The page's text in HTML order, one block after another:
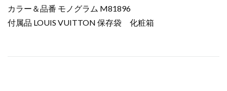
カラー＆品番 モノグラム M81896
付属品 LOUIS VUITTON 保存袋 化粧箱